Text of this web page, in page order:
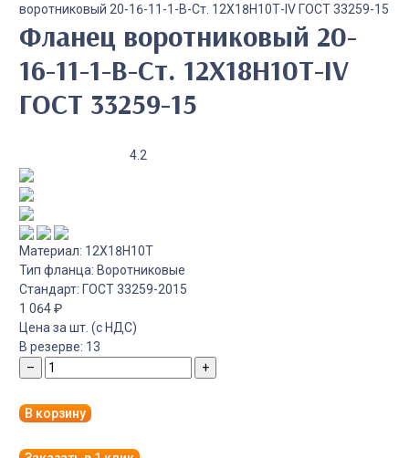
воротниковый 20-16-11-1-B-Cт. 12Х18Н10Т-IV ГОСТ 33259-15
Фланец воротниковый 20-
16-11-1-B-Cт. 12Х18Н10Т-IV
ГОСТ 33259-15
4.2
Материал: 12Х18Н10Т
Тип фланца: Воротниковые
Стандарт: ГОСТ 33259-2015
1 064₽
Цена за шт. (с НДС)
В резерве: 13
–
+
В корзину